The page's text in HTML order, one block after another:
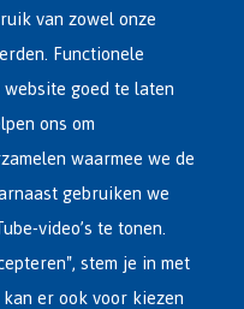
van zowel onze
Functionele
goed te laten
ons om
waarmee we de
gebruiken we
video’s te tonen.
stem je in met
er ook voor kiezen